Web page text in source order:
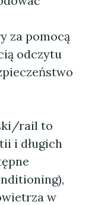
za pomocą
odczytu
rail to
i długich
w